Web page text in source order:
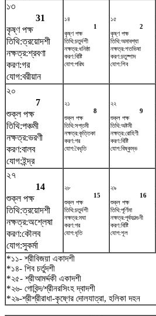
১৩
31
কৃষ্ণ পক্ষ
তিথি:ত্রয়োদশী
নক্ষত্র:শ্রবণা
করণ:গর
যোগ:বরীয়ান
১৪
1
কৃষ্ণ পক্ষ
তিথি:চতুর্দশী
নক্ষত্র:ধনিষ্ঠা
করণ:বিষ্টি
যোগ:পরিঘ
১৫
2
কৃষ্ণ পক্ষ
তিথি:অমাবশ্যা
নক্ষত্র:শতভিষ‌া
করণ:চতুষ্পাদ
যোগ:শিব
২০
7
শুক্ল পক্ষ
তিথি:পঞ্চমী
নক্ষত্র:ভরণী
করণ:বালব
যোগ:ইন্দ্র
২১
8
শুক্ল পক্ষ
তিথি:সপ্তমী
নক্ষত্র:কৃত্তিকা
করণ:গর
যোগ:বৈধৃতি
২২
9
শুক্ল পক্ষ
তিথি:অষ্টমী
নক্ষত্র:রোহিণী
করণ:বিষ্টি
যোগ:বিষ্কুম্ভ
২৭
14
শুক্ল পক্ষ
তিথি:ত্রয়োদশী
নক্ষত্র:অশ্লেষা
করণ:কৌলব
যোগ:সুকর্মা
২৮
15
শুক্ল পক্ষ
তিথি:চতুর্দশী
নক্ষত্র:মঘা
করণ:গর
যোগ:ধৃতি
২৯
16
শুক্ল পক্ষ
তিথি:পূর্ণিমা
নক্ষত্র:পূর্বফাল্গুনী
করণ:বিষ্টি
যোগ:শূল
*১১- শ্রীবিজয়া একাদশী
*১৪- শিব চর্তুদশী
*২৫- শ্রীআমর্দ্দকী একাদশী
*২৬- গোবিন্দ/শ্রীনরসিংহ দ্বাদশী
*২৯-শ্রীশ্রীরাধা-কৃষ্ণের দোলযাত্রা, হলিকা দহন